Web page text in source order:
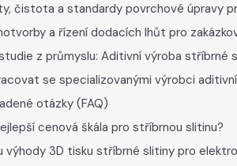
čistota a standardy povrchové úpravy
a řízení dodacích lhůt pro
z průmyslu: Aditivní výroba stříbrné
se specializovanými výrobci
otázky (FAQ)
cenová škála pro stříbrnou slitinu?
výhody 3D tisku stříbrné slitiny pro